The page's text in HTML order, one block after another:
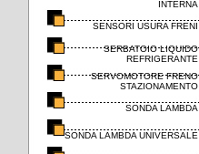
INTERNA
SENSORI USURA FRENI
SERBATOIO LIQUIDO
REFRIGERANTE
SERVOMOTORE FRENO
STAZIONAMENTO
SONDA LAMBDA
SONDA LAMBDA UNIVERSALE